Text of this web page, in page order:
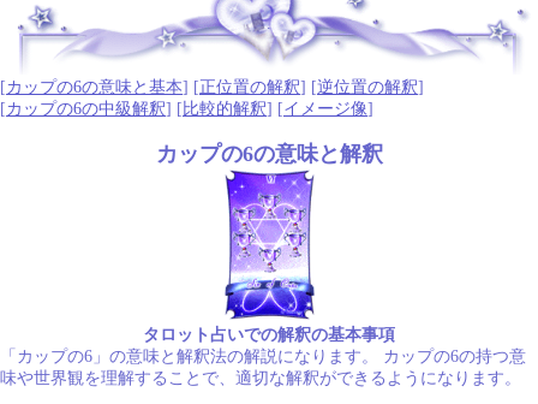
.
[カップの6の意味と基本] [正位置の解釈] [逆位置の解釈]
[カップの6の中級解釈] [ 比較的解釈] [イメージ像]
カップの6の意味と解釈
タロット占いでの解釈の基本事項
「カップの6」の意味と解釈法の解説になります。 カップの6の持つ意
味や世界観を理解することで、適切な解釈ができるようになります。